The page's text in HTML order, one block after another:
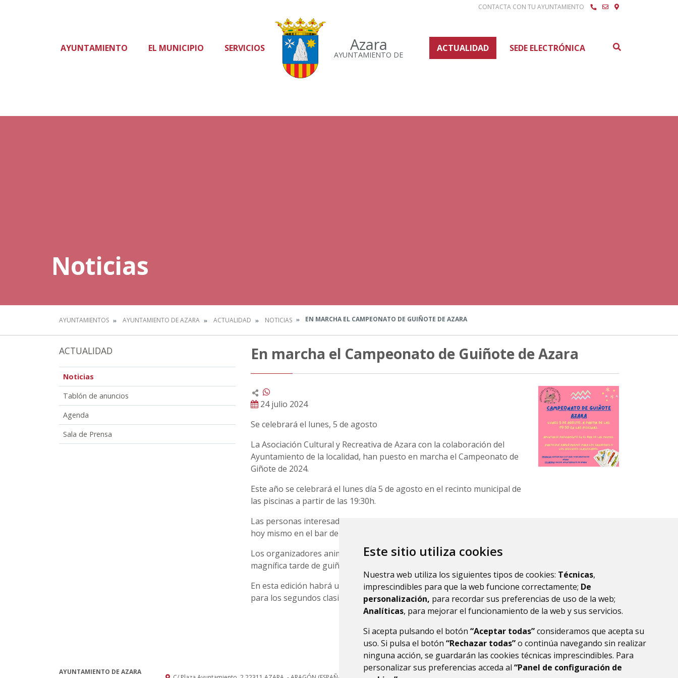
Este sitio utiliza cookies
Nuestra web utiliza los siguientes tipos de cookies: Técnicas,
imprescindibles para que la web funcione correctamente; De
personalización, para recordar sus preferencias de uso de la web;
Analíticas, para mejorar el funcionamiento de la web y sus servicios.
Si acepta pulsando el botón “Aceptar todas”consideramos que acepta su
uso. Si pulsa el botón “Rechazar todas”o continúa navegando sin realizar
ninguna acción, se guardarán las cookies técnicas imprescindibles. Para
personalizar sus preferencias acceda al “Panel de configuración de
CONTACTA CON TU AYUNTAMIENTO
Azara
AYUNTAMIENTO DE
AYUNTAMIENTO EL MUNICIPIO SERVICIOS ACTUALIDAD SEDE ELECTRÓNICA
Noticias
AYUNTAMIENTOS AYUNTAMIENTO DE AZARA ACTUALIDAD NOTICIAS EN MARCHA EL CAMPEONATO DE GUIÑOTE DE AZARA
ACTUALIDAD
Noticias
Tablón de anuncios
Agenda
Sala de Prensa
En marcha el Campeonato de Guiñote de Azara
24 julio 2024
Se celebrará el lunes, 5 de agosto
La Asociación Cultural y Recreativa de Azara con la colaboración del
Ayuntamiento de la localidad, han puesto en marcha el Campeonato de
Giñote de 2024.
Este año se celebrará el lunes día 5 de agosto en el recinto municipal de
las piscinas a partir de las 19:30h.
Las personas interesadas en participar, tienen que apuntarse desde
hoy mismo en el bar de las piscinas.
Los organizadores animan a todo el mundo a inscribirse y a pasar una
magnífica tarde de guiñote.
En esta edición habrá un premio para la pareja ganadora y también
para los segundos clasificados.
AYUNTAMIENTO DE AZARA